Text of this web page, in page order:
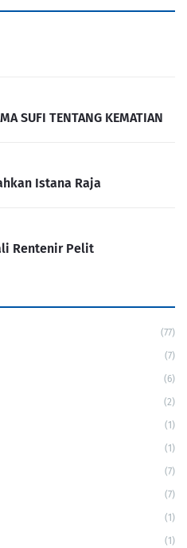
SUFI TENTANG KEMATIAN
Istana Raja
Rentenir Pelit
(77)
(7)
(6)
(2)
(1)
(1)
(7)
(7)
(1)
(1)